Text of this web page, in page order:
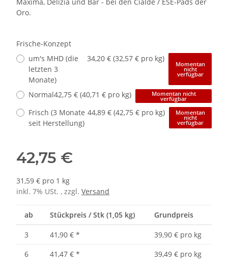
Oro.
Frische-Konzept
um's MHD (die
letzten 3
Monate)
34,20 € (32,57 € pro kg)
Momentan
nicht
verfügbar
Normal42,75 € (40,71 € pro kg) Momentan nicht
verfügbar
Frisch (3 Monate
seit Herstellung)
44,89 € (42,75 € pro kg) Momentan
nicht
verfügbar
42,75 €
31,59 € pro 1 kg
inkl. 7% USt. , zzgl. Versand
ab Stückpreis / Stk (1,05 kg) Grundpreis
3 41,90 € *
39,90 € pro kg
6
41,47 € * 39,49 € pro kg